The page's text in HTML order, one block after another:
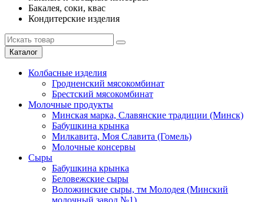
Бакалея, соки, квас
Кондитерские изделия
Каталог
Колбасные изделия
Гродненский мясокомбинат
Брестский мясокомбинат
Молочные продукты
Минская марка, Славянские традиции (Минск)
Бабушкина крынка
Милкавита, Моя Славита (Гомель)
Молочные консервы
Сыры
Бабушкина крынка
Беловежские сыры
Воложинские сыры, тм Молодея (Минский
молочный завод №1)